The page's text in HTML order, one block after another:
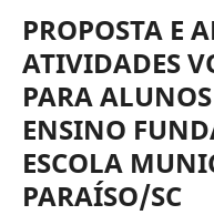
PROPOSTA E
ATIVIDADES
PARA
ENSINO
ESCOLA
PARAÍSO/SC